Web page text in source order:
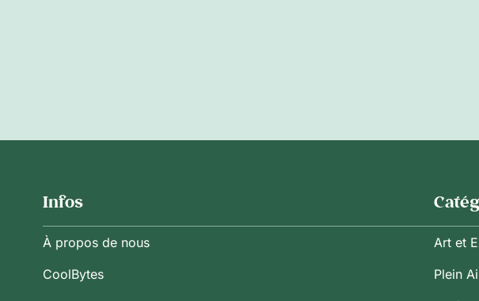
Infos
À propos de nous
CoolBytes
Art et
Plein